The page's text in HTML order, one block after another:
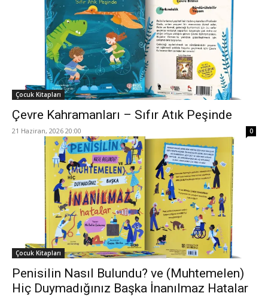
Çocuk Kitapları
Çevre Kahramanları – Sıfır Atık Peşinde
21 Haziran, 2026 20:00 0
Çocuk Kitapları
Penisilin Nasıl Bulundu? ve (Muhtemelen)
Hiç Duymadığınız Başka İnanılmaz Hatalar